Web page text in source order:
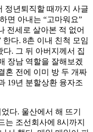
정년퇴직할 때까지 사글
면 아내는 “고마워요”
전세로 살아본 적 없어
다. 8촌 이내 친척 모임
. 그 뒤 아버지께서 집
장남 역할을 잘해보겠
혼 전에 이미 방 두 개짜
19년 분할상환 융자조
다. 울산에서 해 뜨기
는 조선회사에 8시까지